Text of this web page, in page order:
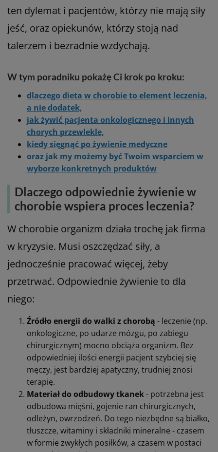
ten dylemat i pacjentów, którzy nie mają siły
jeść, oraz opiekunów, którzy stoją nad
talerzem i bezradnie wzdychają.
W tym poradniku pokażę Ci krok po kroku:
dlaczego dieta w chorobie to element leczenia,
a nie dodatek,
jak żywić pacjenta onkologicznego i innych
chorych przewlekle,
kiedy sięgnąć po żywienie medyczne
oraz jak my możemy być Twoim wsparciem w
wyborze konkretnych produktów
Dlaczego odpowiednie żywienie w
chorobie wspiera proces leczenia?
W chorobie organizm działa trochę jak firma
w kryzysie. Musi oszczędzać siły, a
jednocześnie pracować więcej, żeby
przetrwać. Odpowiednie żywienie to dla
niego:
Źródło energii do walki z chorobą - leczenie (np.
onkologiczne, po udarze mózgu, po zabiegu
chirurgicznym) mocno obciąża organizm. Bez
odpowiedniej ilości energii pacjent szybciej się
męczy, jest bardziej apatyczny, trudniej znosi
terapię.
Materiał do odbudowy tkanek- potrzebna jest
odbudowa mięśni, gojenie ran chirurgicznych,
odleżyn, owrzodzeń. Do tego niezbędne są białko,
tłuszcze, witaminy i składniki mineralne - czasem
w formie zwykłych posiłków, a czasem w postaci